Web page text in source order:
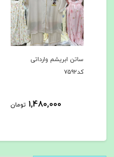
ساتن ابریشم وارداتی
کد۷۵۹۲
1,480,000 تومان